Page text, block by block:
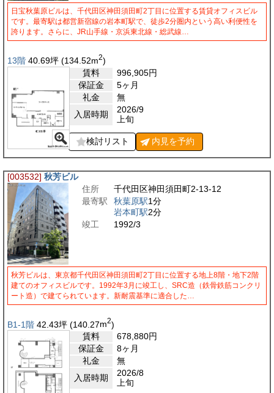
日宝秋葉原ビルは、千代田区神田須田町2丁目に位置する賃貸オフィスビル
です。最寄駅は都営新宿線の岩本町駅で、徒歩2分圏内という高い利便性を
誇ります。さらに、JR山手線・京浜東北線・総武線…
13階 40.69坪 (134.52m2)
賃料
996,905円
保証金
5ヶ月
礼金
無
入居時期
2026/9
上旬
検討リスト 内見を予約
[003532] 秋芳ビル
住所
千代田区神田須田町2-13-12
最寄駅
秋葉原駅1分
岩本町駅2分
竣工
1992/3
秋芳ビルは、東京都千代田区神田須田町2丁目に位置する地上8階・地下2階
建てのオフィスビルです。1992年3月に竣工し、SRC造（鉄骨鉄筋コンクリ
ート造）で建てられています。新耐震基準に適合した…
B1-1階 42.43坪 (140.27m2)
賃料
678,880円
保証金
8ヶ月
礼金
無
入居時期
2026/8
上旬